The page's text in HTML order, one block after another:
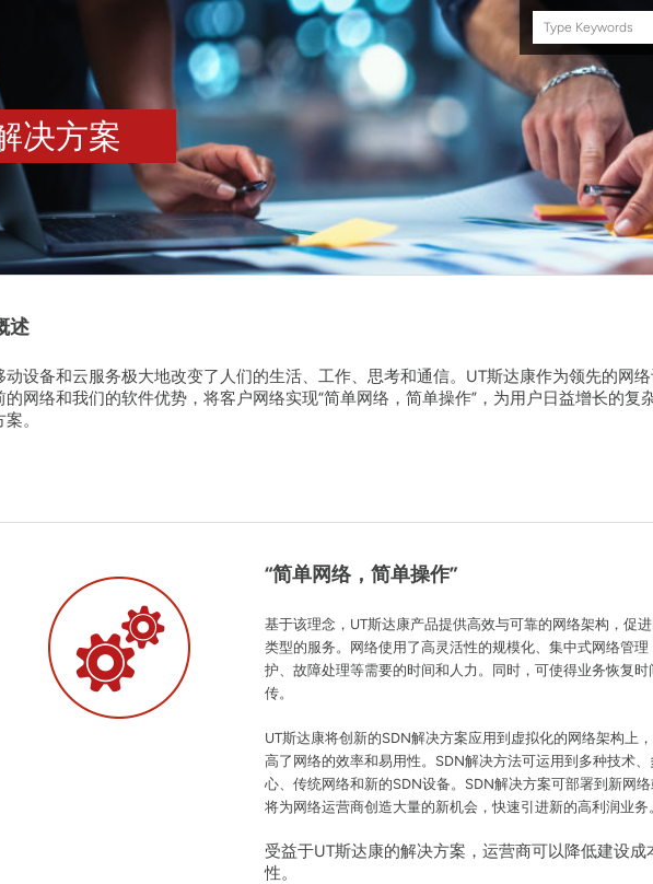
Search
this
site
决方案
述
动设备和云服务极大地改变了人们的生活、工作、思考和通信。UT斯达康作为领先的网
的网络和我们的软件优势，将客户网络实现“简单网络，简单操作”，为用户日益增长的复
案。
“简单网络，简单操作”
基于该理念，UT斯达康产品提供高效与可靠的网络架构，促
类型的服务。网络使用了高灵活性的规模化、集中式网络管
护、故障处理等需要的时间和人力。同时，可使得业务恢复
传。
UT斯达康将创新的SDN解决方案应用到虚拟化的网络架构上
高了网络的效率和易用性。SDN解决方法可运用到多种技术
心、传统网络和新的SDN设备。SDN解决方案可部署到新网
将为网络运营商创造大量的新机会，快速引进新的高利润业务
受益于UT斯达康的解决方案，运营商可以降低建设
性。